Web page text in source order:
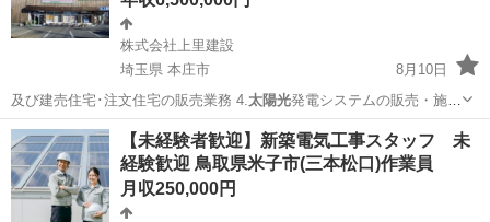
株式会社上里建設
埼玉県 本庄市
8月10日
及び建売住宅･注文住宅の販売業務 4.太陽光発電システムの販売・施工
及び管理業務 …
埼玉 本庄市 施工管理 業務
【未経験者歓迎】新築電気工事スタッフ 未
経験歓迎 鳥取県米子市(三本松口)作業員
月収250,000円